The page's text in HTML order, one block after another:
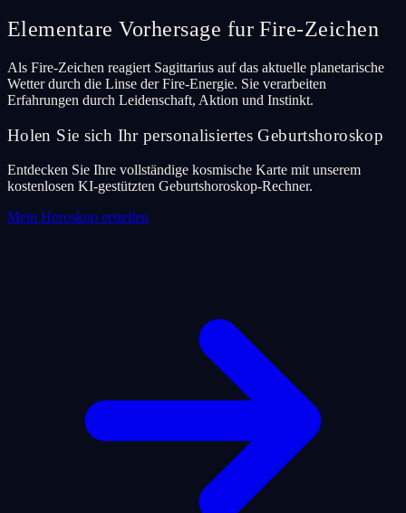
Elementare Vorhersage fur Fire-Zeichen
Als Fire-Zeichen reagiert Sagittarius auf das aktuelle planetarische
Wetter durch die Linse der Fire-Energie. Sie verarbeiten
Erfahrungen durch Leidenschaft, Aktion und Instinkt.
Holen Sie sich Ihr personalisiertes Geburtshoroskop
Entdecken Sie Ihre vollständige kosmische Karte mit unserem
kostenlosen KI-gestützten Geburtshoroskop-Rechner.
Mein Horoskop erstellen